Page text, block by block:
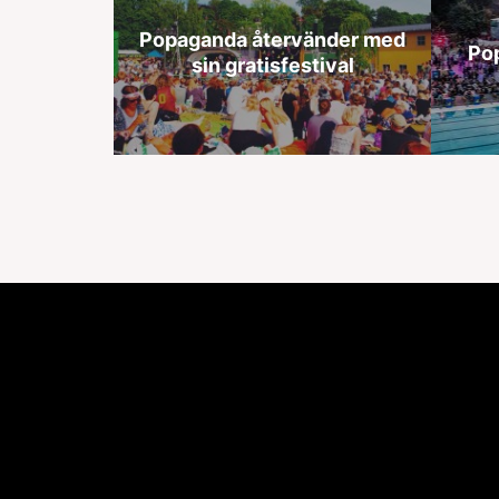
Popaganda återvänder med
sin gratisfestival